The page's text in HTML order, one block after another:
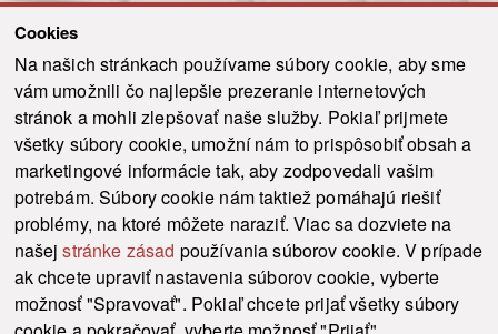
Cookies
Na našich stránkach používame súbory cookie, aby sme
vám umožnili čo najlepšie prezeranie internetových
stránok a mohli zlepšovať naše služby. Pokiaľ prijmete
všetky súbory cookie, umožní nám to prispôsobiť obsah a
marketingové informácie tak, aby zodpovedali vašim
potrebám. Súbory cookie nám taktiež pomáhajú riešiť
problémy, na ktoré môžete naraziť. Viac sa dozviete na
našejstránke zásad používania súborov cookie. V prípade
ak chcete upraviť nastavenia súborov cookie, vyberte
možnosť "Spravovať". Pokiaľ chcete prijať všetky súbory
Odoslať
© 2021-2026 ku.sk. Všetky práva vyhradené. | Ochrana osobných údajov
Vyhlásenie o prístupnosti |
Admin
This site is protected by reCAPTCHA and the Google Privacy Policy and Terms of
Service
apply.